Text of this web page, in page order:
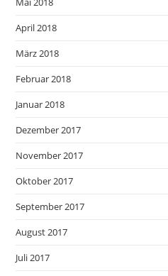
April 2018
März 2018
Februar 2018
Januar 2018
Dezember 2017
November 2017
Oktober 2017
September 2017
August 2017
Juli 2017